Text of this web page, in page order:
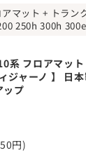
マット + トラン
250h 300h
フロアマッ
ジャーノ 】
ップ
円)